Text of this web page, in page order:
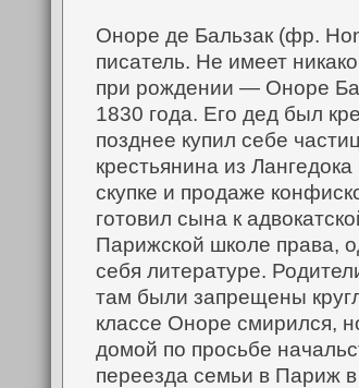
Оноре де Бальзак (фр.
писатель. Не имеет
при рождении — Оноре
1830 года. Его дед был
позднее купил себе
крестьянина из
скупке и продаже
готовил сына к
Парижской школе права,
себя литературе.
там были запрещены
классе Оноре смирился,
домой по просьбе
переезда семьи в Париж